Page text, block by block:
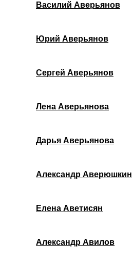
Василий Аверьянов
Юрий Аверьянов
Сергей Аверьянов
Лена Аверьянова
Дарья Аверьянова
Александр Аверюшкин
Елена Аветисян
Александр Авилов